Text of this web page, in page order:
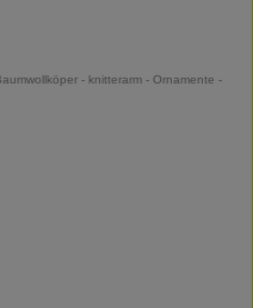
- knitterarm - Ornamente -